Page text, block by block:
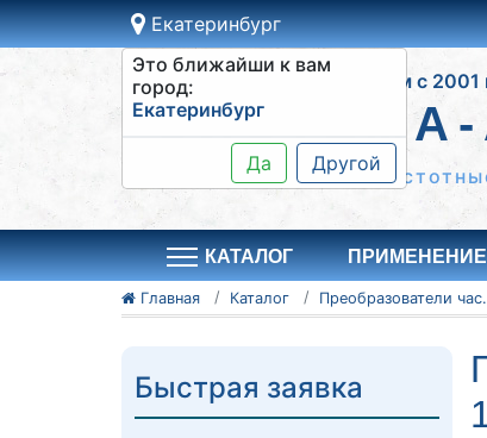
Екатеринбург
Это ближайши к вам
город:
Екатеринбург
Да Другой
Работаем с 2001
СИСТЕМА-
Шкафы управления,
КАТАЛОГ ПРИМЕНЕНИЕ
Главная Каталог
Быстрая заявка